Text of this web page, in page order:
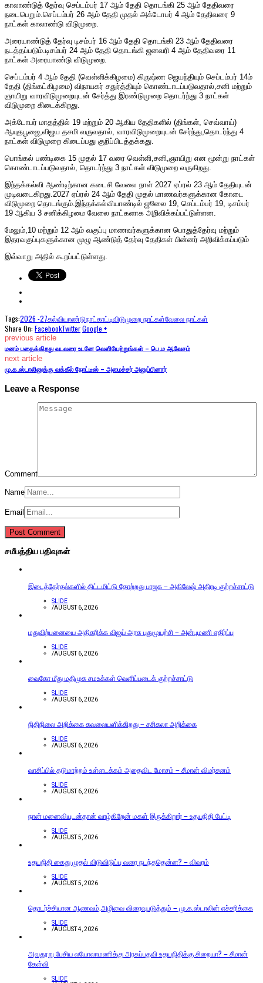
காலாண்டுத் தேர்வு செப்டம்பர் 17 ஆம் தேதி தொடங்கி 25 ஆம் தேதிவரை
நடைபெறும்.செப்டம்பர் 26 ஆம் தேதி முதல் அக்டோபர் 4 ஆம் தேதிவரை 9
நாட்கள் காலாண்டு விடுமுறை.
அரையாண்டுத் தேர்வு டிசம்பர் 16 ஆம் தேதி தொடங்கி 23 ஆம் தேதிவரை
நடத்தப்படும்.டிசம்பர் 24 ஆம் தேதி தொடங்கி ஜனவரி 4 ஆம் தேதிவரை 11
நாட்கள் அரையாண்டு விடுமுறை.
செப்டம்பர் 4 ஆம் தேதி (வெள்ளிக்கிழமை) கிருஷ்ண ஜெயந்தியும் செப்டம்பர் 14ம்
தேதி (திங்கட்கிழமை) விநாயகர் சதுர்த்தியும் கொண்டாடப்படுவதால்,சனி மற்றும்
ஞாயிறு வாரவிடுமுறையுடன் சேர்த்து இரண்டுமுறை தொடர்ந்து 3 நாட்கள்
விடுமுறை கிடைக்கிறது.
அக்டோபர் மாதத்தில் 19 மற்றும் 20 ஆகிய தேதிகளில் (திங்கள், செவ்வாய்)
ஆயுதபூஜை,விஜய தசமி வருவதால், வாரவிடுமுறையுடன் சேர்ந்து,தொடர்ந்து 4
நாட்கள் விடுமுறை கிடைப்பது குறிப்பிடத்தக்கது.
பொங்கல் பண்டிகை 15 முதல் 17 வரை வெள்ளி,சனி,ஞாயிறு என மூன்று நாட்கள்
கொண்டாடப்படுவதால், தொடர்ந்து 3 நாட்கள் விடுமுறை வருகிறது.
இந்தக்கல்வி ஆண்டிற்கான கடைசி வேலை நாள் 2027 ஏப்ரல் 23 ஆம் தேதியுடன்
முடிவடைகிறது.2027 ஏப்ரல் 24 ஆம் தேதி முதல் மாணவர்களுக்கான கோடை
விடுமுறை தொடங்கும்.இந்தக்கல்வியாண்டில் ஜூலை 19, செப்டம்பர் 19, டிசம்பர்
19 ஆகிய 3 சனிக்கிழமை வேலை நாட்களாக அறிவிக்கப்பட்டுள்ளன.
மேலும்,10 மற்றும் 12 ஆம் வகுப்பு மாணவர்களுக்கான பொதுத்தேர்வு மற்றும்
இதரவகுப்புகளுக்கான முழு ஆண்டுத் தேர்வு தேதிகள் பின்னர் அறிவிக்கப்படும்
இவ்வாறு அதில் கூறப்பட்டுள்ளது.
Tags:2026 -27கல்வியாண்டுநாட்காட்டிவிடுமுறை நாட்கள்வேலை நாட்கள்
Share On: FacebookTwitterGoogle +
previous article
மனம் பதைக்கிறது வடவரை உடனே வெளியேற்றுங்கள் – பெ.ம ஆவேசம்
next article
மு.க.ஸ்டாலினுக்கு வக்கீல் நோட்டீஸ் – அமைச்சர் அனுப்பினார்
Leave a Response
Comment
Name
Email
சமீபத்திய பதிவுகள்
இடைத்தேர்தல்களில் திட்டமிட்டு தோற்றது பாஜக – அகிலேஷ் அதிரடி குற்றச்சாட்டு
SLIDE
/AUGUST 6, 2026
மதுவிற்பனையை அதிகரிக்க விஜய் அரசு புதுமுயற்சி – அன்புமணி எதிர்ப்பு
SLIDE
/AUGUST 6, 2026
வைகோ மீது மதிமுக சமஉக்கள் வெளிப்படைக் குற்றச்சாட்டு
SLIDE
/AUGUST 6, 2026
நிதிநிலை அறிக்கை கவலையளிக்கிறது – சசிகலா அறிக்கை
SLIDE
/AUGUST 6, 2026
வாசிப்பில் தடுமாற்றம் உள்ளடக்கம் அதைவிட மோசம் – சீமான் விமர்சனம்
SLIDE
/AUGUST 6, 2026
நான் மனைவியுடன்தான் வாழ்கிறேன் மகள் இருக்கிறார் – உதயநிதி பேட்டி
SLIDE
/AUGUST 5, 2026
உதயநிதி கைது முதல் விடுவிடுப்பு வரை நடந்ததென்ன? – விவரம்
SLIDE
/AUGUST 5, 2026
தொடர்ச்சியான ஆணவம்,அழிவை விரைவுபடுத்தும் – மு.க.ஸ்டாலின் எச்சரிக்கை
SLIDE
/AUGUST 4, 2026
அவதூறு பேசிய லயோலாமணிக்கு அரசுப்பதவி உதயநிதிக்கு சிறையா? – சீமான்
கேள்வி
SLIDE